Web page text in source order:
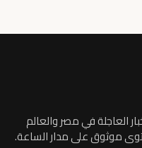
العاجلة في مصر والعالم
موثوق على مدار الساعة.